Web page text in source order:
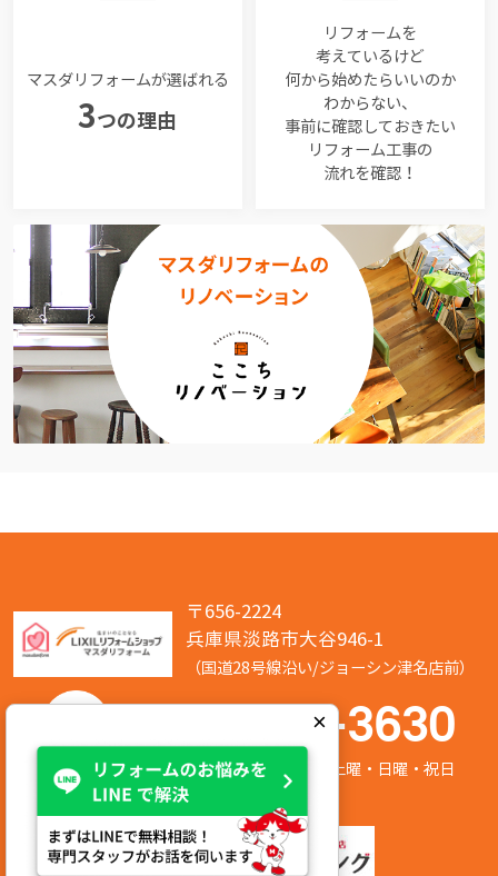
マスダリフォームが選ばれる
3つの理由
リフォームを
考えているけど
何から始めたらいいのか
わからない、
事前に確認しておきたい
リフォーム工事の
流れを確認！
〒656-2224
兵庫県淡路市大谷946-1
（国道28号線沿い/ジョーシン津名店前）
050-7586-3630
営業時間:8:00～17:00 定休日:第2/第4土曜・日曜・祝日
×